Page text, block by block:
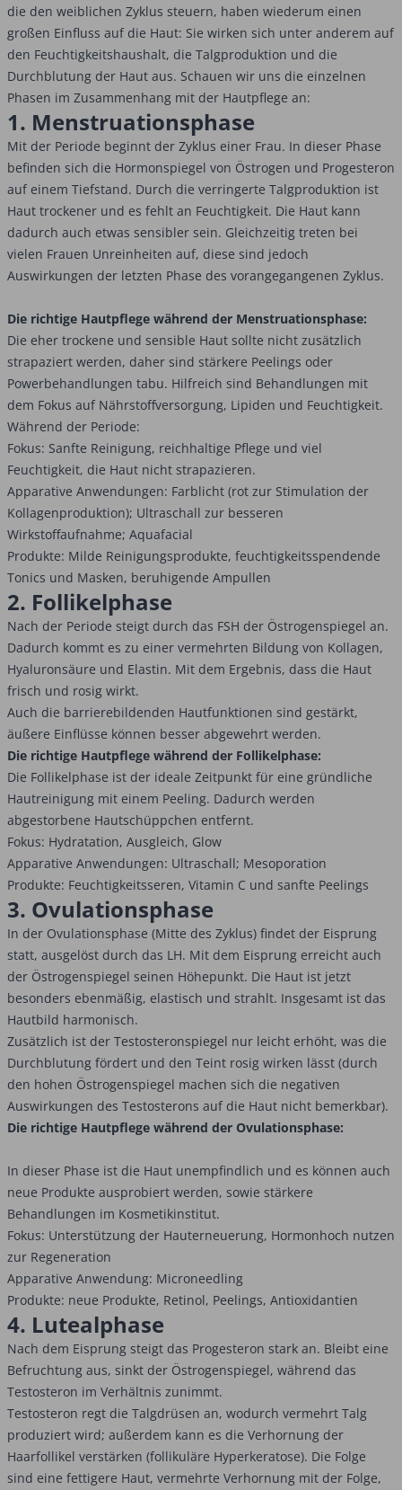
die den weiblichen Zyklus steuern, haben wiederum einen
großen Einfluss auf die Haut: Sie wirken sich unter anderem auf
den Feuchtigkeitshaushalt, die Talgproduktion und die
Durchblutung der Haut aus. Schauen wir uns die einzelnen
Phasen im Zusammenhang mit der Hautpflege an:
1. Menstruations­phase
Mit der Periode beginnt der Zyklus einer Frau. In dieser Phase
befinden sich die Hormonspiegel von Östrogen und Progesteron
auf einem Tiefstand. Durch die verringerte Talgproduktion ist
Haut trockener und es fehlt an Feuchtigkeit. Die Haut kann
dadurch auch etwas sensibler sein. Gleichzeitig treten bei
vielen Frauen Unreinheiten auf, diese sind jedoch
Auswirkungen der letzten Phase des vorangegangenen Zyklus.
Die richtige Hautpflege während der Menstruationsphase:
Die eher trockene und sensible Haut sollte nicht zusätzlich
strapaziert werden, daher sind stärkere Peelings oder
Powerbehandlungen tabu. Hilfreich sind Behandlungen mit
dem Fokus auf Nährstoffversorgung, Lipiden und Feuchtigkeit.
Während der Periode:
Fokus: Sanfte Reinigung, reichhaltige Pflege und viel
Feuchtigkeit, die Haut nicht strapazieren.
Apparative Anwendungen: Farblicht (rot zur Stimulation der
Kollagenproduktion); Ultraschall zur besseren
Wirkstoffaufnahme; Aquafacial
Produkte: Milde Reinigungsprodukte, feuchtigkeitsspendende
Tonics und Masken, beruhigende Ampullen
2. Follikelphase
Nach der Periode steigt durch das FSH der Östrogenspiegel an.
Dadurch kommt es zu einer vermehrten Bildung von Kollagen,
Hyaluronsäure und Elastin. Mit dem Ergebnis, dass die Haut
frisch und rosig wirkt.
Auch die barrierebildenden Hautfunktionen sind gestärkt,
äußere Einflüsse können besser abgewehrt werden.
Die richtige Hautpflege während der Follikelphase:
Die Follikelphase ist der ideale Zeitpunkt für eine gründliche
Hautreinigung mit einem Peeling. Dadurch werden
abgestorbene Hautschüppchen entfernt.
Fokus: Hydratation, Ausgleich, Glow
Apparative Anwendungen: Ultraschall; Mesoporation
Produkte: Feuchtigkeitsseren, Vitamin C und sanfte Peelings
3. Ovulationsphase
In der Ovulationsphase (Mitte des Zyklus) findet der Eisprung
statt, ausgelöst durch das LH. Mit dem Eisprung erreicht auch
der Östrogenspiegel seinen Höhepunkt. Die Haut ist jetzt
besonders ebenmäßig, elastisch und strahlt. Insgesamt ist das
Hautbild harmonisch.
Zusätzlich ist der Testosteronspiegel nur leicht erhöht, was die
Durchblutung fördert und den Teint rosig wirken lässt (durch
den hohen Östrogenspiegel machen sich die negativen
Auswirkungen des Testosterons auf die Haut nicht bemerkbar).
Die richtige Hautpflege während der Ovulationsphase:
In dieser Phase ist die Haut unempfindlich und es können auch
neue Produkte ausprobiert werden, sowie stärkere
Behandlungen im Kosmetikinstitut.
Fokus: Unterstützung der Hauterneuerung, Hormonhoch nutzen
zur Regeneration
Apparative Anwendung: Microneedling
Produkte: neue Produkte, Retinol, Peelings, Antioxidantien
4. Lutealphase
Nach dem Eisprung steigt das Progesteron stark an. Bleibt eine
Befruchtung aus, sinkt der Östrogenspiegel, während das
Testosteron im Verhältnis zunimmt.
Testosteron regt die Talgdrüsen an, wodurch vermehrt Talg
produziert wird; außerdem kann es die Verhornung der
Haarfollikel verstärken (follikuläre Hyperkeratose). Die Folge
sind eine fettigere Haut, vermehrte Verhornung mit der Folge,